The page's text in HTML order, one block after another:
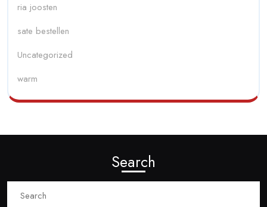
ria joosten
sate bestellen
Uncategorized
warm
Search